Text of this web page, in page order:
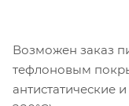
Возможен заказ
тефлоновым
антистатические